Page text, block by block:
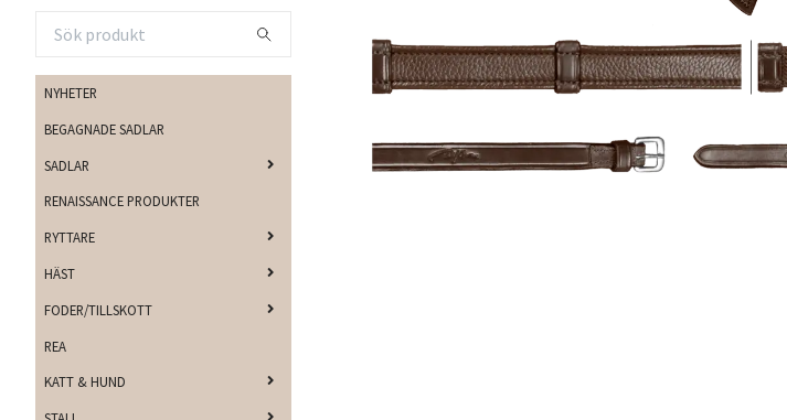
NYHETER
BEGAGNADE SADLAR
SADLAR
RENAISSANCE PRODUKTER
RYTTARE
HÄST
FODER/TILLSKOTT
REA
KATT & HUND